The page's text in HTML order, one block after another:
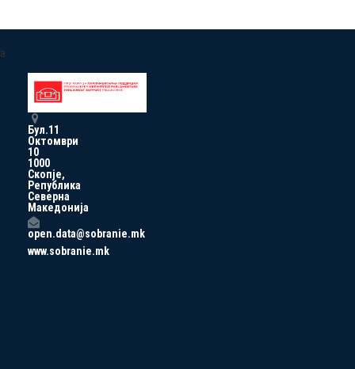
a
Бул.11
Октомври
10
1000
Скопје,
Република
Северна
Македонија
open.data@sobranie.mk
www.sobranie.mk